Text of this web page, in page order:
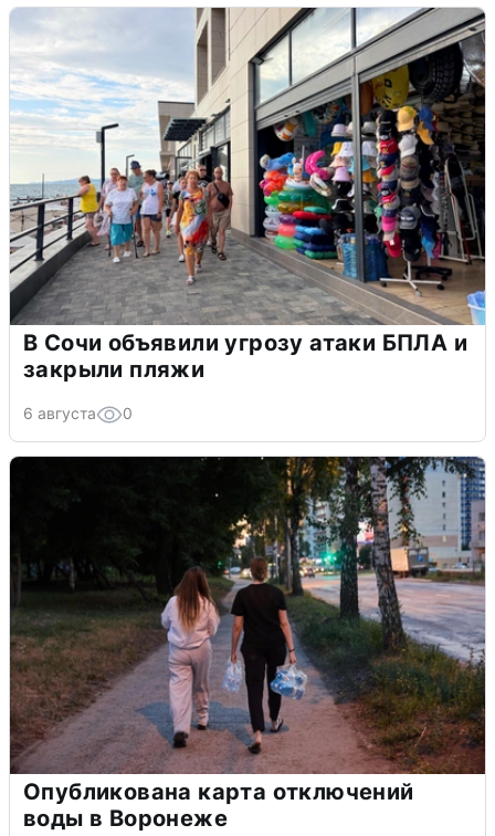
В Сочи объявили угрозу атаки БПЛА и
закрыли пляжи
6 августа 0
Опубликована карта отключений
воды в Воронеже